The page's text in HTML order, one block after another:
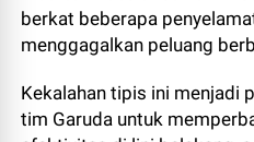
berkat beberapa
menggagalkan peluang
Kekalahan tipis ini menjadi
tim Garuda untuk